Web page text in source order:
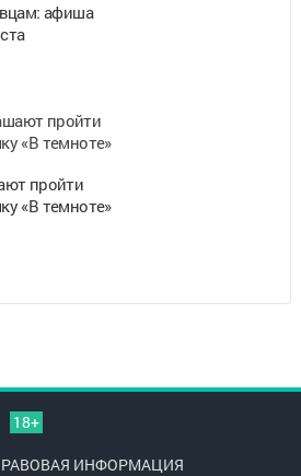
афиша
пройти
«В темноте»
18+
ИНФОРМАЦИЯ